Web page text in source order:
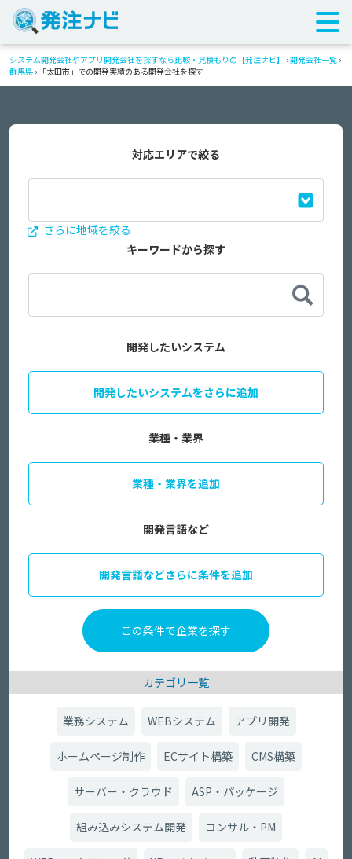
システム開発会社やアプリ開発会社を探すなら比較・見積もりの【発注ナビ】 ›開発会社一覧 ›
群馬県 › 「太田市」での開発実績のある開発会社を探す
対応エリアで絞る
さらに地域を絞る
キーワードから探す
開発したいシステム
開発したいシステムをさらに追加
業種・業界
業種・業界を追加
開発言語など
開発言語などさらに条件を追加
カテゴリ一覧
業務システム WEBシステム アプリ開発
ホームページ制作 ECサイト構築 CMS構築
サーバー・クラウド ASP・パッケージ
組み込みシステム開発 コンサル・PM